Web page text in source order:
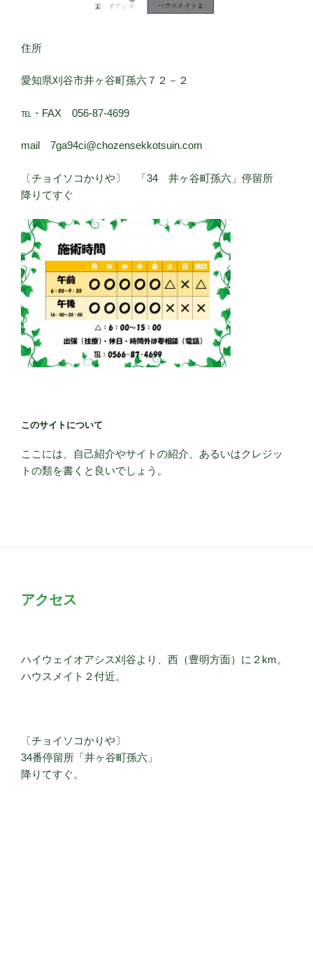
住所
愛知県刈谷市井ヶ谷町孫六７２－２
℡・FAX 056-87-4699
mail 7ga94ci@chozensekkotsuin.com
〔チョイソコかりや〕 「34 井ヶ谷町孫六」停留所
降りてすぐ
このサイトについて
ここには、自己紹介やサイトの紹介、あるいはクレジッ
トの類を書くと良いでしょう。
アクセス
ハイウェイオアシス刈谷より、西（豊明方面）に２km。
ハウスメイト２付近。
〔チョイソコかりや〕
34番停留所「井ヶ谷町孫六」
降りてすぐ。